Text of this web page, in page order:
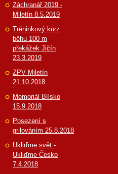
Záchranář 2019 -
Miletín 8.5.2019
Tréninkový kurz
běhu 100 m
překážek Jičín
23.3.2019
ZPV Miletín
21.10.2018
Memoriál Bílsko
15.9.2018
Posezení s
grilováním 25.8.2018
Ukliďme svět -
Ukliďme Česko
7.4.2018